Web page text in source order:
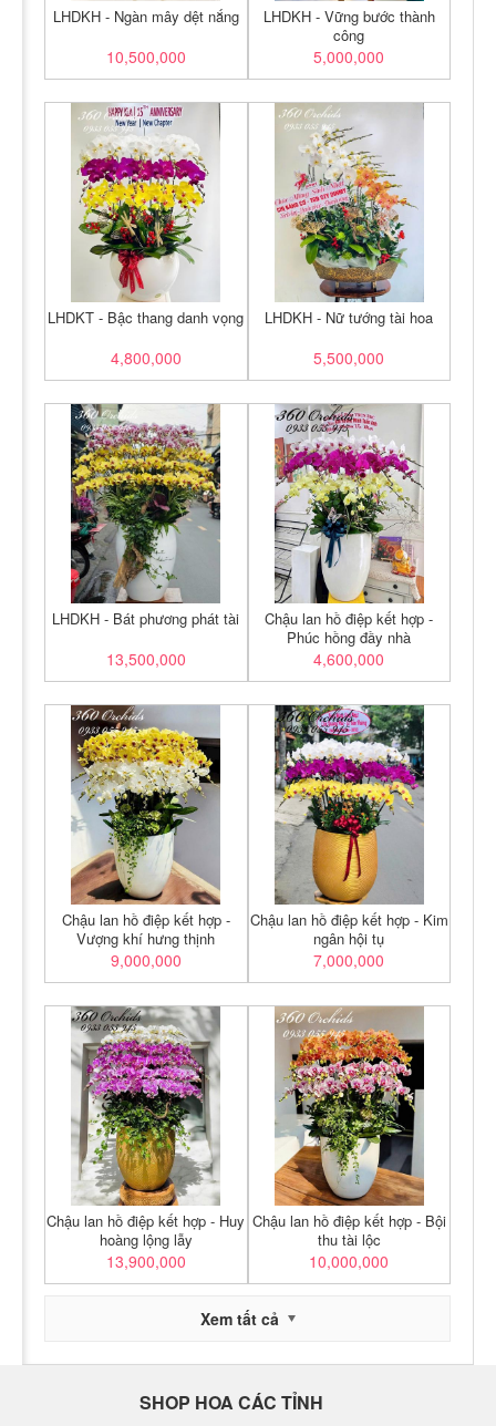
LHDKH - Ngàn mây dệt nắng
10,500,000
LHDKH - Vững bước thành
công
5,000,000
LHDKT - Bậc thang danh vọng
4,800,000
LHDKH - Nữ tướng tài hoa
5,500,000
LHDKH - Bát phương phát tài
13,500,000
Chậu lan hồ điệp kết hợp -
Phúc hồng đầy nhà
4,600,000
Chậu lan hồ điệp kết hợp -
Vượng khí hưng thịnh
9,000,000
Chậu lan hồ điệp kết hợp - Kim
ngân hội tụ
7,000,000
Chậu lan hồ điệp kết hợp - Huy
hoàng lộng lẫy
13,900,000
Chậu lan hồ điệp kết hợp - Bội
thu tài lộc
10,000,000
Xem tất cả
SHOP HOA CÁC TỈNH